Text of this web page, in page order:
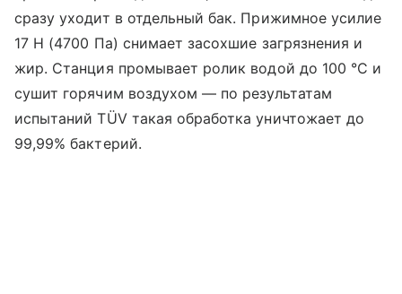
сразу уходит в отдельный бак. Прижимное усилие
17 Н (4700 Па) снимает засохшие загрязнения и
жир. Станция промывает ролик водой до 100 °C и
сушит горячим воздухом — по результатам
испытаний TÜV такая обработка уничтожает до
99,99% бактерий.